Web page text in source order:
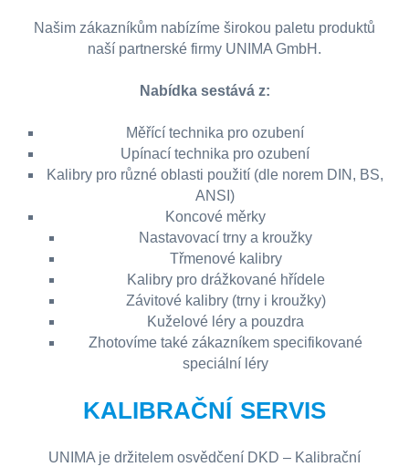
Našim zákazníkům nabízíme širokou paletu produktů
naší partnerské firmy UNIMA GmbH.
Nabídka sestává z:
Měřící technika pro ozubení
Upínací technika pro ozubení
Kalibry pro různé oblasti použití (dle norem DIN, BS,
ANSI)
Koncové měrky
Nastavovací trny a kroužky
Třmenové kalibry
Kalibry pro drážkované hřídele
Závitové kalibry (trny i kroužky)
Kuželové léry a pouzdra
Zhotovíme také zákazníkem specifikované
speciální léry
KALIBRAČNÍ SERVIS
UNIMA je držitelem osvědčení DKD – Kalibrační